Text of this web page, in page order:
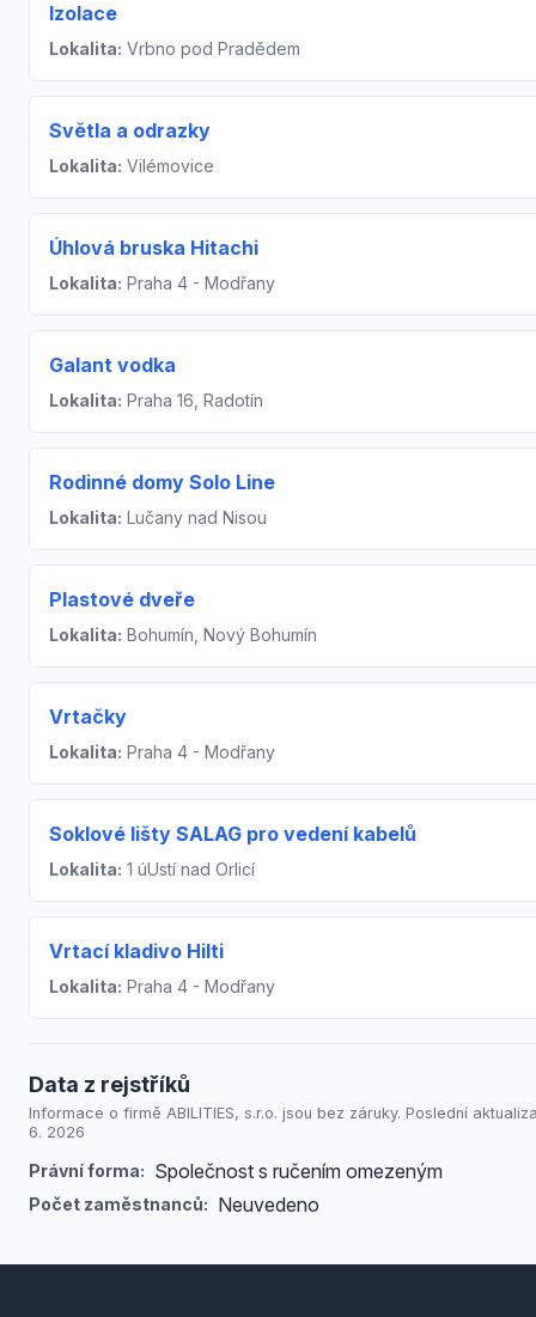
Izolace
Lokalita: Vrbno pod Pradědem
Světla a odrazky
Lokalita: Vilémovice
Úhlová bruska Hitachi
Lokalita: Praha 4 - Modřany
Galant vodka
Lokalita: Praha 16, Radotín
Rodinné domy Solo Line
Lokalita: Lučany nad Nisou
Plastové dveře
Lokalita: Bohumín, Nový Bohumín
Vrtačky
Lokalita: Praha 4 - Modřany
Soklové lišty SALAG pro vedení kabelů
Lokalita: 1 úUstí nad Orlicí
Vrtací kladivo Hilti
Lokalita: Praha 4 - Modřany
Data z rejstříků
Informace o firmě ABILITIES, s.r.o. jsou bez záruky. Poslední
6. 2026
Právní forma: Společnost s ručením omezeným
Počet zaměstnanců: Neuvedeno